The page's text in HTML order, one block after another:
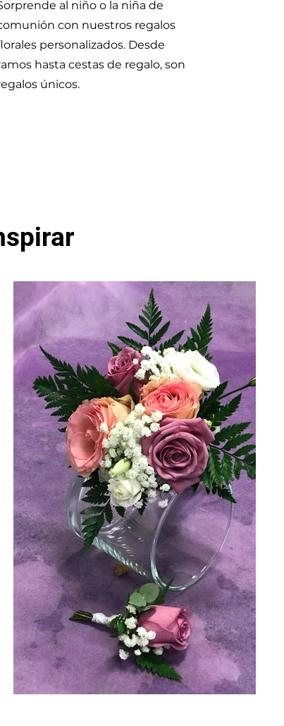
al niño o la niña de
con nuestros regalos
personalizados. Desde
hasta cestas de regalo, son
únicos.